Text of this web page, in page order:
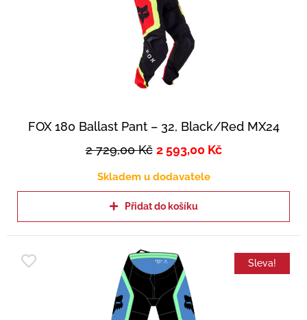
FOX 180 Ballast Pant – 32, Black/Red MX24
2 729,00Kč 2 593,00 Kč
Skladem u dodavatele
Přidat do košíku
Sleva!